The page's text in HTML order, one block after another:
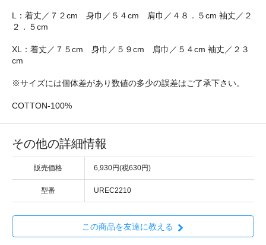
L：着丈／７２cm 身巾／５４cm 肩巾／４８．５cm 袖丈／２
２．５cm
XL：着丈／７５cm 身巾／５９cm 肩巾／５４cm 袖丈／２３
cm
※サイズには個体差があり数値の多少の誤差はご了承下さい。
COTTON-100%
その他の詳細情報
販売価格 6,930円(税630円)
型番 UREC2210
この商品を友達に教える